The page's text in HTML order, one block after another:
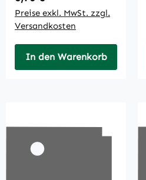
Preise exkl. MwSt. zzgl.
Versandkosten
In den Warenkorb